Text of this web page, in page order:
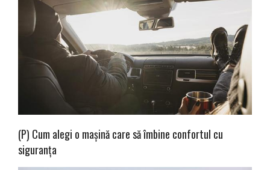
(P) Cum alegi o mașină care să îmbine confortul cu
siguranța